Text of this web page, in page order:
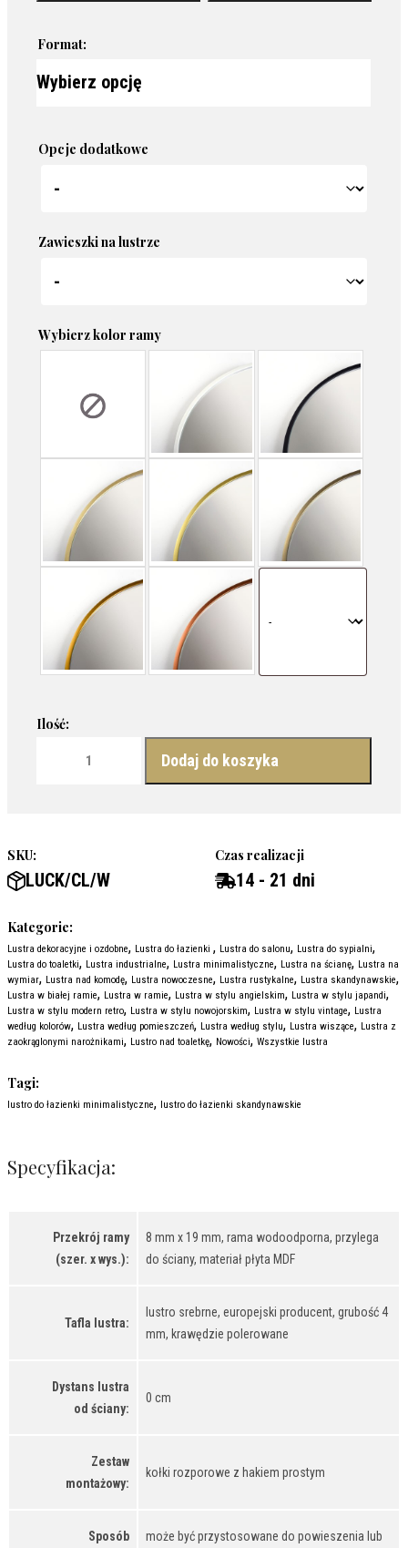
Format:
Opcje dodatkowe
Zawieszki na lustrze
Wybierz kolor ramy
ilość LUSTRO LUCKY CLOVER WHITE - DO ŁAZIENKI
Dodaj do koszyka
SKU:
LUCK/CL/W
Czas realizacji
14 - 21 dni
Kategorie:
Lustra dekoracyjne i ozdobne, Lustra do łazienki , Lustra do salonu, Lustra do sypialni,
Lustra do toaletki, Lustra industrialne, Lustra minimalistyczne, Lustra na ścianę, Lustra na
wymiar, Lustra nad komodę, Lustra nowoczesne, Lustra rustykalne, Lustra skandynawskie,
Lustra w białej ramie, Lustra w ramie, Lustra w stylu angielskim, Lustra w stylu japandi,
Lustra w stylu modern retro, Lustra w stylu nowojorskim, Lustra w stylu vintage, Lustra
według kolorów, Lustra według pomieszczeń, Lustra według stylu, Lustra wiszące, Lustra z
zaokrąglonymi narożnikami, Lustro nad toaletkę, Nowości, Wszystkie lustra
Tagi:
lustro do łazienki minimalistyczne, lustro do łazienki skandynawskie
Specyfikacja:
Przekrój ramy
(szer. x wys.):
8 mm x 19 mm, rama wodoodporna, przylega
do ściany, materiał płyta MDF
Tafla lustra:
lustro srebrne, europejski producent, grubość 4
mm, krawędzie polerowane
Dystans lustra
od ściany:
0 cm
Zestaw
montażowy:
kołki rozporowe z hakiem prostym
Sposób może być przystosowane do powieszenia lub